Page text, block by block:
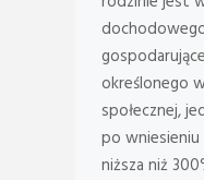
określonego
społecznej,
po
niższa niż